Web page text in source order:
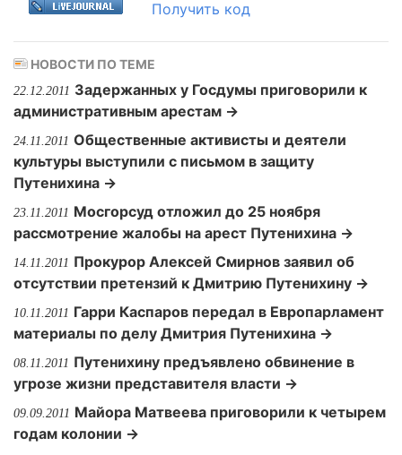
Получить код
НОВОСТИ ПО ТЕМЕ
22.12.2011 Задержанных у Госдумы приговорили к
административным арестам →
24.11.2011 Общественные активисты и деятели
культуры выступили с письмом в защиту
Путенихина →
23.11.2011 Мосгорсуд отложил до 25 ноября
рассмотрение жалобы на арест Путенихина →
14.11.2011 Прокурор Алексей Смирнов заявил об
отсутствии претензий к Дмитрию Путенихину →
10.11.2011 Гарри Каспаров передал в Европарламент
материалы по делу Дмитрия Путенихина →
08.11.2011 Путенихину предъявлено обвинение в
угрозе жизни представителя власти →
09.09.2011 Майора Матвеева приговорили к четырем
годам колонии →